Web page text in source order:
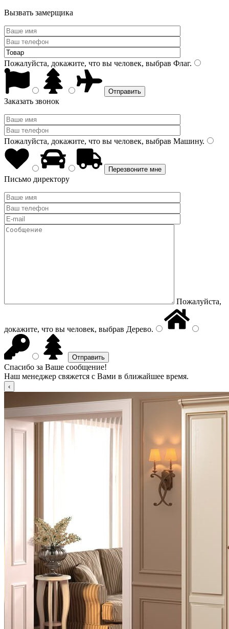
Вызвать замерщика
Пожалуйста, докажите, что вы человек, выбрав Флаг.
Заказать звонок
Пожалуйста, докажите, что вы человек, выбрав Машину.
Письмо директору
Пожалуйста,
докажите, что вы человек, выбрав Дерево.
Спасибо за Ваше сообщение!
Наш менеджер свяжется с Вами в ближайшее время.